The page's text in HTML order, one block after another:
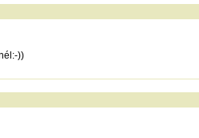
))